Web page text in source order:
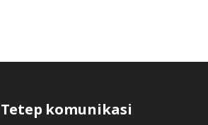
Tetep komunikasi